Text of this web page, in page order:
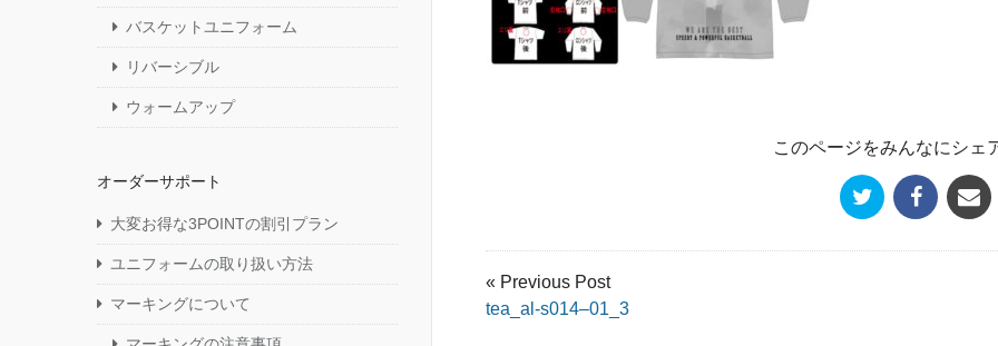
このページをみんなにシェ
« Previous Post
tea_al-s014–01_3
バスケットユニフォーム
リバーシブル
ウォームアップ
オーダーサポート
大変お得な3POINTの割引プラン
ユニフォームの取り扱い方法
マーキングについて